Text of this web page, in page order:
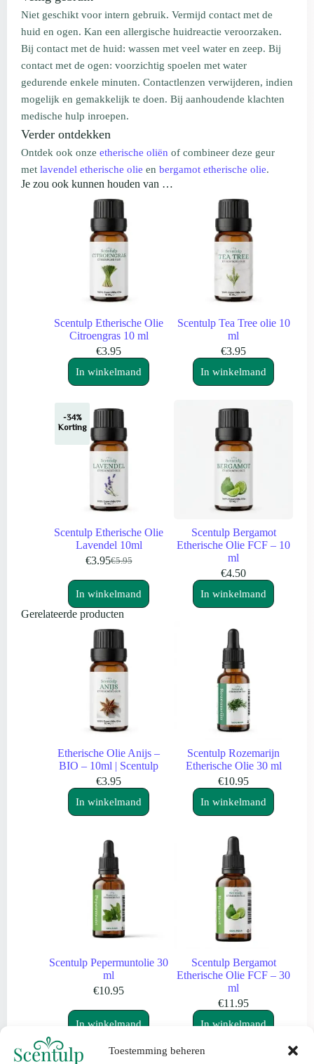
Toestemming beheren
Niet geschikt voor intern gebruik. Vermijd contact met de
huid en ogen. Kan een allergische huidreactie veroorzaken.
Bij contact met de huid: wassen met veel water en zeep. Bij
contact met de ogen: voorzichtig spoelen met water
gedurende enkele minuten. Contactlenzen verwijderen, indien
mogelijk en gemakkelijk te doen. Bij aanhoudende klachten
medische hulp inroepen.
Verder ontdekken
Ontdek ook onze etherische oliën of combineer deze geur
met lavendel etherische olie en bergamot etherische olie.
Je zou ook kunnen houden van …
Scentulp Etherische Olie
Citroengras 10 ml
€3.95
In winkelmand
Scentulp Tea Tree olie 10
ml
€3.95
In winkelmand
-34%
Korting
Scentulp Etherische Olie
Lavendel 10ml
€5.95
Oorspronkelijke
prijs
was:
€3.95Huidige
prijs
is:
In winkelmand
Scentulp Bergamot
Etherische Olie FCF – 10
ml
€4.50
In winkelmand
Gerelateerde producten
Etherische Olie Anijs –
BIO – 10ml | Scentulp
€3.95
In winkelmand
Scentulp Rozemarijn
Etherische Olie 30 ml
€10.95
In winkelmand
Scentulp Pepermuntolie 30
ml
€10.95
In winkelmand
Scentulp Bergamot
Etherische Olie FCF – 30
ml
€11.95
In winkelmand